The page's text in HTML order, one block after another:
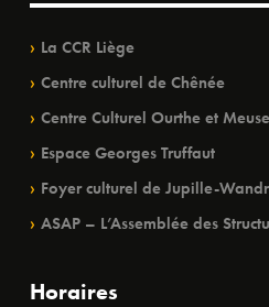
La CCR Liège
Centre culturel de Chênée
Centre Culturel Ourthe et Meuse
Espace Georges Truffaut
Foyer culturel de Jupille-
ASAP – L’Assemblée des
Horaires